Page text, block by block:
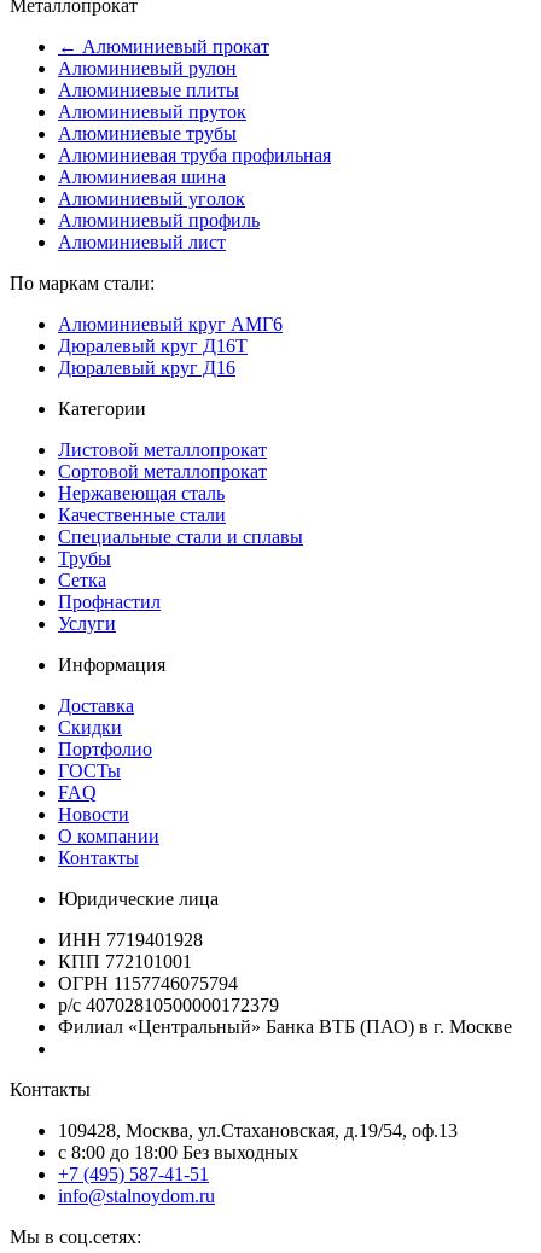
Металлопрокат
← Алюминиевый прокат
Алюминиевый рулон
Алюминиевые плиты
Алюминиевый пруток
Алюминиевые трубы
Алюминиевая труба профильная
Алюминиевая шина
Алюминиевый уголок
Алюминиевый профиль
Алюминиевый лист
По маркам стали:
Алюминиевый круг АМГ6
Дюралевый круг Д16Т
Дюралевый круг Д16
Категории
Листовой металлопрокат
Сортовой металлопрокат
Нержавеющая сталь
Качественные стали
Специальные стали и сплавы
Трубы
Сетка
Профнастил
Услуги
Информация
Доставка
Скидки
Портфолио
ГОСТы
FAQ
Новости
О компании
Контакты
Юридические лица
ИНН 7719401928
КПП 772101001
ОГРН 1157746075794
р/с 40702810500000172379
Филиал «Центральный» Банка ВТБ (ПАО) в г. Москве
Контакты
109428, Москва, ул.Стахановская, д.19/54, оф.13
c 8:00 до 18:00 Без выходных
+7 (495) 587-41-51
info@stalnoydom.ru
Мы в соц.сетях: